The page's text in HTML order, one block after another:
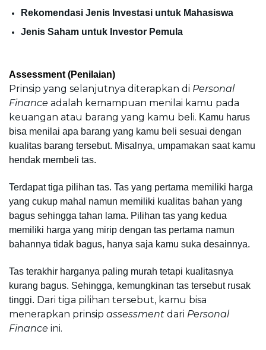
Rekomendasi Jenis Investasi untuk Mahasiswa
Jenis Saham untuk Investor Pemula
Assessment (Penilaian)
Prinsip yang selanjutnya diterapkan di Personal
Finance adalah kemampuan menilai kamu pada
keuangan atau barang yang kamu beli. Kamu harus
bisa menilai apa barang yang kamu beli sesuai dengan
kualitas barang tersebut. Misalnya, umpamakan saat kamu
hendak membeli tas.
Terdapat tiga pilihan tas. Tas yang pertama memiliki harga
yang cukup mahal namun memiliki kualitas bahan yang
bagus sehingga tahan lama. Pilihan tas yang kedua
memiliki harga yang mirip dengan tas pertama namun
bahannya tidak bagus, hanya saja kamu suka desainnya.
Tas terakhir harganya paling murah tetapi kualitasnya
kurang bagus. Sehingga, kemungkinan tas tersebut rusak
tinggi. Dari tiga pilihan tersebut, kamu bisa
menerapkan prinsip assessment dari Personal
Finance ini.